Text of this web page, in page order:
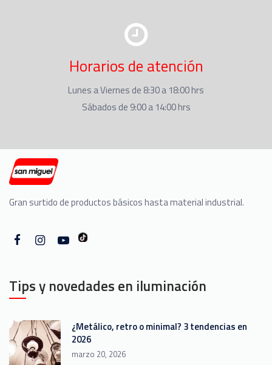
Horarios de atención
Lunes a Viernes de 8:30 a 18:00 hrs
Sábados de 9:00 a 14:00 hrs
Gran surtido de productos básicos hasta material industrial.
Tips y novedades en iluminación
¿Metálico, retro o minimal? 3 tendencias en
2026
marzo 20, 2026